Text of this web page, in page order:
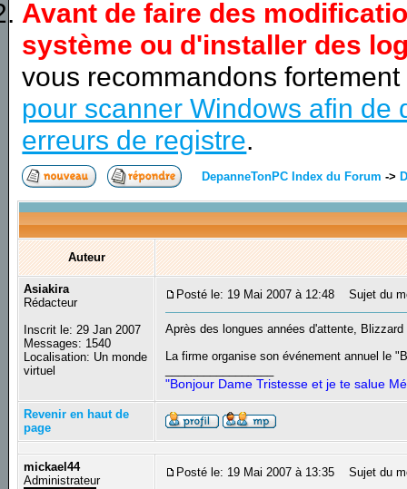
Avant de faire des
système ou d'installer des
vous recommandons
pour scanner Windows afin de
erreurs de registre.
DepanneTonPC Index du Forum ->
Auteur
Asiakira
Rédacteur
Inscrit le: 29 Jan 2007
Messages: 1540
Localisation: Un monde
virtuel
Posté le: 19 Mai 2007 à 12:48 Sujet du
Après des longues années d'attente,
La firme organise son événement annuel le
"Bonjour Dame Tristesse et je te salue
Revenir en haut de
page
mickael44
Administrateur
Posté le: 19 Mai 2007 à 13:35 Sujet du